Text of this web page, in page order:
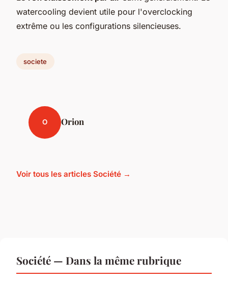
watercooling devient utile pour l'overclocking
extrême ou les configurations silencieuses.
societe
O Orion
Voir tous les articles Société →
Société — Dans la même rubrique